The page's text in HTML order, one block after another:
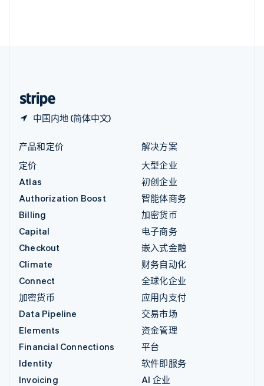
中国内地 (简体中文)
产品和定价
定价
Atlas
Authorization Boost
Billing
Capital
Checkout
Climate
Connect
加密货币
Data Pipeline
Elements
Financial Connections
Identity
Invoicing
解决方案
大型企业
初创企业
智能体商务
加密货币
电子商务
嵌入式金融
财务自动化
全球化企业
应用内支付
交易市场
资金管理
平台
软件即服务
AI 企业